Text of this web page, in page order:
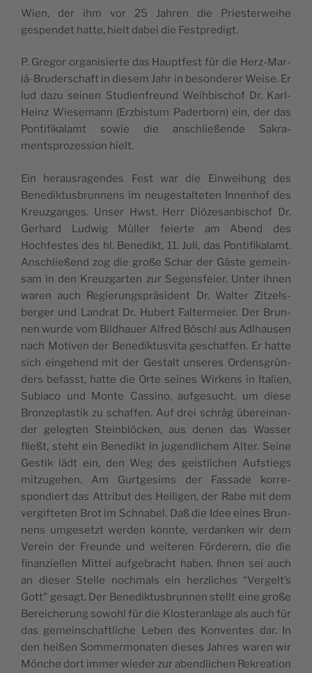
Wien, der ihm vor 25 Jahren die Priester­wei­he
gespendet hat­te, hielt dabei die Festpredigt.
P. Gre­gor organ­isierte das Haupt­fest für die Herz-Mar­
iä-Brud­er­schaft in diesem Jahr in beson­der­er Weise. Er
lud dazu seinen Stu­di­en­fre­und Wei­h­bischof Dr. Karl-
Heinz Wiese­mann (Erzbis­tum Pader­born) ein, der das
Pon­tif­ikalamt sowie die anschließende Sakra­
mentsprozes­sion hielt.
Ein her­aus­ra­gen­des Fest war die Ein­wei­hung des
Benedik­tus­brun­nens im neugestal­teten Innen­hof des
Kreuz­ganges. Unser Hwst. Herr Diöze­san­bischof Dr.
Ger­hard Lud­wig Müller feierte am Abend des
Hochfestes des hl. Benedikt, 11. Juli, das Pon­tif­ikalamt.
Anschließend zog die große Schar der Gäste gemein­
sam in den Kreuz­garten zur Segens­feier. Unter ihnen
waren auch Regierung­spräsi­dent Dr. Wal­ter Zitzels­
berg­er und Lan­drat Dr. Hubert Fal­ter­meier. Der Brun­
nen wurde vom Bild­hauer Alfred Böschl aus Adl­hausen
nach Motiv­en der Benedik­tusvi­ta geschaf­fen. Er hat­te
sich einge­hend mit der Gestalt unseres Ordens­grün­
ders befasst, hat­te die Orte seines Wirkens in Ital­ien,
Subi­a­co und Monte Cassi­no, aufge­sucht, um diese
Bronzeplas­tik zu schaf­fen. Auf drei schräg übere­inan­
der gelegten Stein­blöck­en, aus denen das Wass­er
fließt, ste­ht ein Benedikt in jugendlichem Alter. Seine
Gestik lädt ein, den Weg des geistlichen Auf­stiegs
mitzuge­hen. Am Gurt­ges­ims der Fas­sade kor­re­
spondiert das Attrib­ut des Heili­gen, der Rabe mit dem
vergifteten Brot im Schn­abel. Daß die Idee eines Brun­
nens umge­set­zt wer­den kon­nte, ver­danken wir dem
Vere­in der Fre­unde und weit­eren Förder­ern, die die
finanziellen Mit­tel aufge­bracht haben. Ihnen sei auch
an dieser Stelle nochmals ein her­zlich­es “Vergelt’s
Gott” gesagt. Der Benedik­tus­brun­nen stellt eine große
Bere­icherung sowohl für die Kloster­an­lage als auch für
das gemein­schaftliche Leben des Kon­ventes dar. In
den heißen Som­mer­monat­en dieses Jahres waren wir
Mönche dort immer wieder zur abendlichen Rekreation